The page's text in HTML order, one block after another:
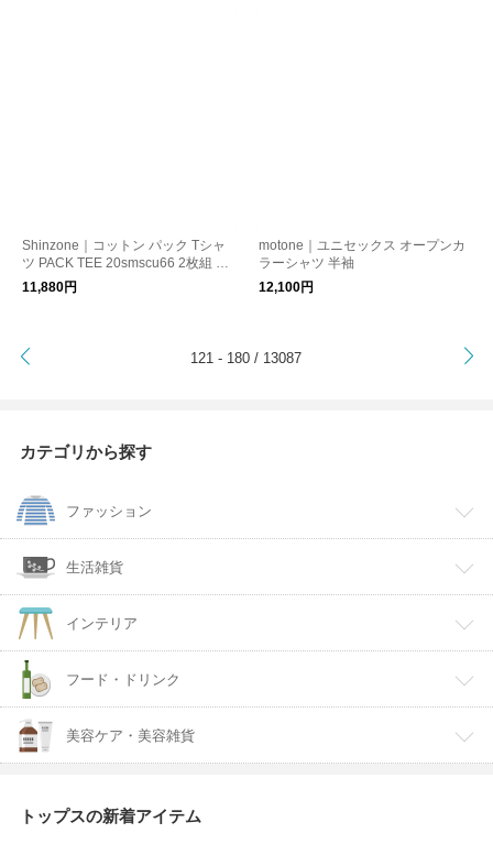
Shinzone｜コットン パック Tシャ
ツ PACK TEE 20smscu66 2枚組 無
地 ボーダー
11,880円
motone｜ユニセックス オープンカ
ラーシャツ 半袖
12,100円
121 - 180 / 13087
カテゴリから探す
ファッション
生活雑貨
インテリア
フード・ドリンク
美容ケア・美容雑貨
トップスの新着アイテム